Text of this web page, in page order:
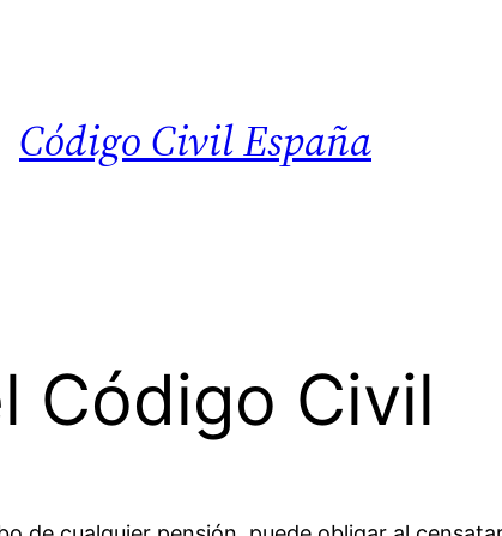
Código Civil España
Código Civil